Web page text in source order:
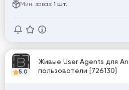
Мин. заказ: 1 шт.
5.0
Живые User Agents для
пользователи [726130]